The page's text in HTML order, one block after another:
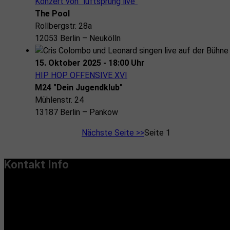
The Pool
Rollbergstr. 28a
12053 Berlin – Neukölln
15. Oktober 2025 - 18:00 Uhr
HIP HOP OFFENSIVE XVI
M24 "Dein Jugendklub"
Mühlenstr. 24
13187 Berlin – Pankow
Nächste Seite >>Seite 1
Kontakt Info